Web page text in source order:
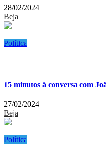
28/02/2024
Beja
Política
15 minutos à conversa com
27/02/2024
Beja
Política